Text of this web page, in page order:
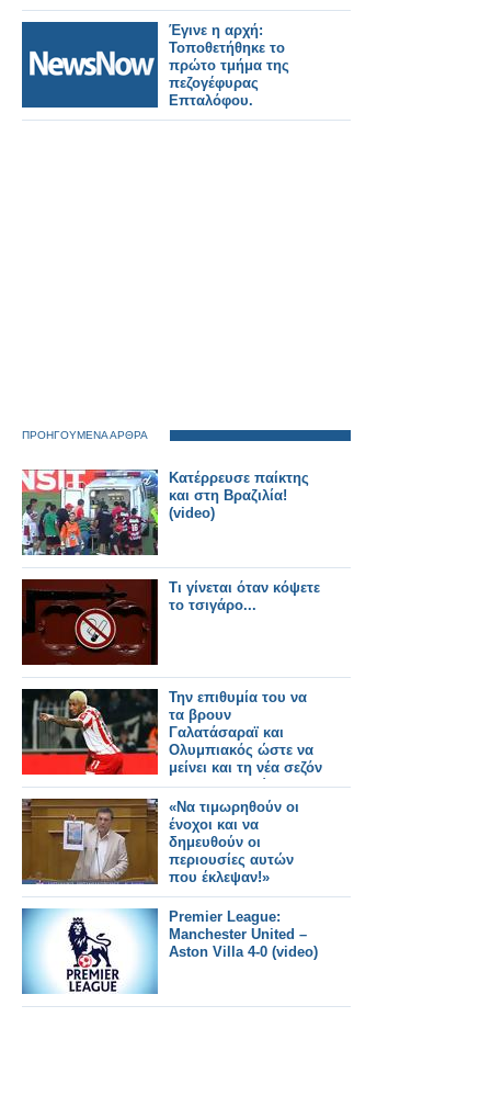
Έγινε η αρχή:
Τοποθετήθηκε το
πρώτο τμήμα της
πεζογέφυρας
Επταλόφου.
ΠΡΟΗΓΟΥΜΕΝΑ ΑΡΘΡΑ
Κατέρρευσε παίκτης
και στη Βραζιλία!
(video)
Τι γίνεται όταν κόψετε
το τσιγάρο...
Την επιθυμία του να
τα βρουν
Γαλατάσαραϊ και
Ολυμπιακός ώστε να
μείνει και τη νέα σεζόν
στους Πειραιώτες,
εξέφρασε με δηλώσεις
του ο Καζίμ-
Ρίτσαρντς
«Να τιμωρηθούν οι
ένοχοι και να
δημευθούν οι
περιουσίες αυτών
που έκλεψαν!»
Premier League:
Manchester United –
Aston Villa 4-0 (video)